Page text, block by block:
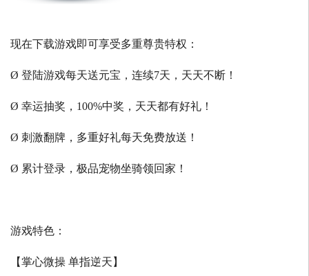
现在下载游戏即可享受多重尊贵特权：
Ø 登陆游戏每天送元宝，连续7天，天天不断！
Ø 幸运抽奖，100%中奖，天天都有好礼！
Ø 刺激翻牌，多重好礼每天免费放送！
Ø 累计登录，极品宠物坐骑领回家！
游戏特色：
【掌心微操 单指逆天】